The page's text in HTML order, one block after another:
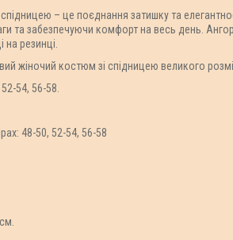
– це поєднання затишку та
та забезпечуючи комфорт на весь день.
резинці.
жіночий костюм зі спідницею великого
54, 56-58.
48-50, 52-54, 56-58